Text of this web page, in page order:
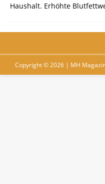
Haushalt. Erhöhte
Copyright © 2026 | MH